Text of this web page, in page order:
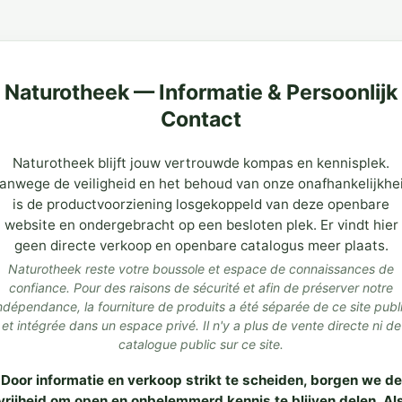
Naturotheek — Informatie & Persoonlijk
Contact
Naturotheek blijft jouw vertrouwde kompas en kennisplek.
de veiligheid en het behoud van onze
is de productvoorziening losgekoppeld van deze openbare
website en ondergebracht op een besloten plek. Er vindt hier
geen directe verkoop en openbare catalogus meer plaats.
Naturotheek reste votre boussole et espace de connaissances de
confiance. Pour des raisons de sécurité et afin de préserver notre
la fourniture de produits a été séparée de ce site
et intégrée dans un espace privé. Il n'y a plus de vente directe ni de
catalogue public sur ce site.
Door informatie en verkoop strikt te scheiden, borgen we de